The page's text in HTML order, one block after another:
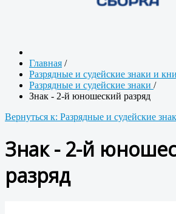
Главная /
Разрядные и судейские знаки и
Разрядные и судейские знаки /
Знак - 2-й юношеский разряд
Вернуться к: Разрядные и судейские
Знак - 2-й
разряд